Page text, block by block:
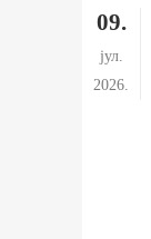
09.
јул.
2026.